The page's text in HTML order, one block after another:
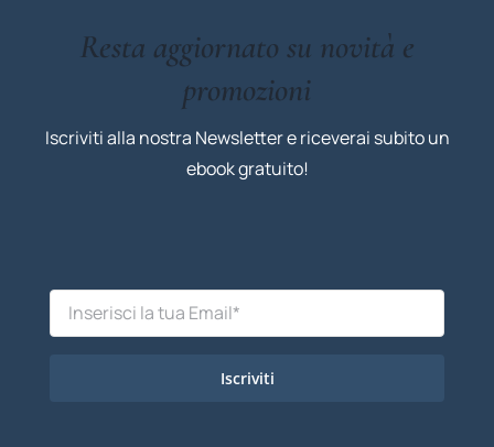
Resta aggiornato su novità e
promozioni
Iscriviti alla nostra Newsletter e riceverai subito un
ebook gratuito!
Iscriviti